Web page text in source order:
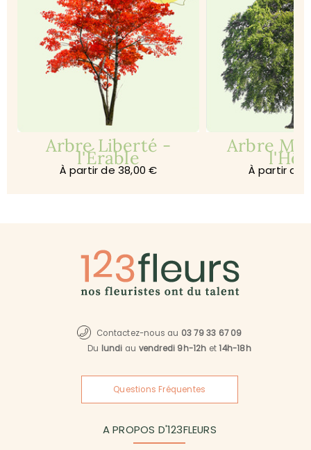
Arbre Liberté -
l'Érable
À partir de 38,00 €
Arbre
À partir de
Contactez-nous au 03 79 33 67 09
Du lundi au vendredi 9h-12h et14h-18h
Questions Fréquentes
A PROPOS D'123FLEURS